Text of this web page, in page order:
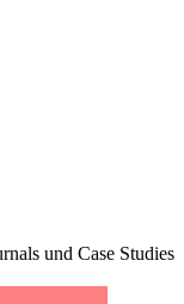
und Case Studies